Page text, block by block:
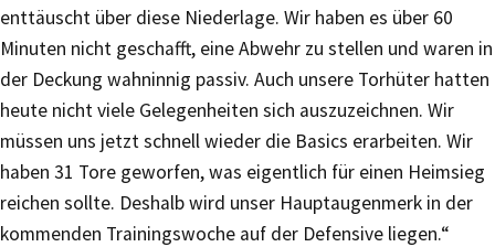
enttäuscht über diese Niederlage. Wir haben es über 60
Minuten nicht geschafft, eine Abwehr zu stellen und waren in
der Deckung wahninnig passiv. Auch unsere Torhüter hatten
heute nicht viele Gelegenheiten sich auszuzeichnen. Wir
müssen uns jetzt schnell wieder die Basics erarbeiten. Wir
haben 31 Tore geworfen, was eigentlich für einen Heimsieg
reichen sollte. Deshalb wird unser Hauptaugenmerk in der
kommenden Trainingswoche auf der Defensive liegen.“